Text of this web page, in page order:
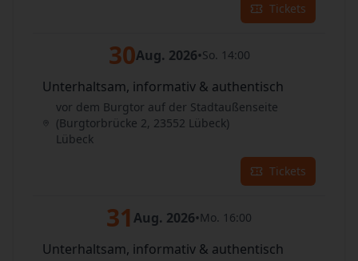
Tickets
30Aug. 2026•So. 14:00
Unterhaltsam, informativ & authentisch
vor dem Burgtor auf der Stadtaußenseite
(Burgtorbrücke 2, 23552 Lübeck)
Lübeck
Tickets
31 Aug. 2026•Mo. 16:00
Unterhaltsam, informativ & authentisch